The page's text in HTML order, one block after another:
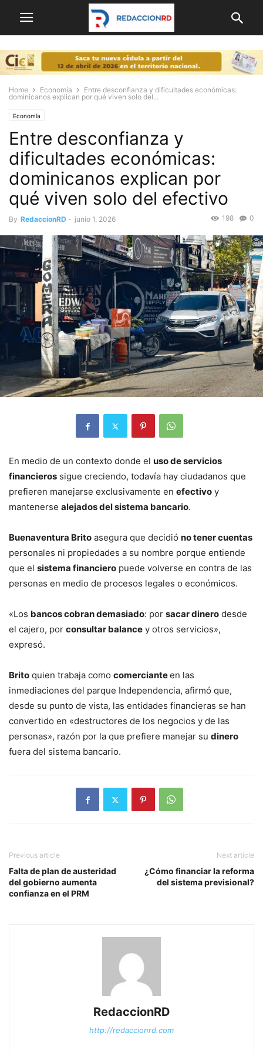
Home Economía
Entre desconfianza y dificultades económicas:
dominicanos explican por qué viven solo del...
Economía
Entre desconfianza y
dificultades económicas:
dominicanos explican por
qué viven solo del efectivo
By RedaccionRD - junio 1, 2026 0
198
En medio de un contexto donde el uso de servicios
financieros sigue creciendo, todavía hay ciudadanos que
prefieren manejarse exclusivamente en efectivo y
mantenerse alejados del sistema bancario.
Buenaventura Brito asegura que decidió no tener cuentas
personales ni propiedades a su nombre porque entiende
que el sistema financiero puede volverse en contra de las
personas en medio de procesos legales o económicos.
«Los bancos cobran demasiado: por sacar dinero desde
el cajero, por consultar balance y otros servicios»,
expresó.
Brito quien trabaja como comercianteen las
inmediaciones del parque Independencia, afirmó que,
desde su punto de vista, las entidades financieras se han
convertido en «destructores de los negocios y de las
personas», razón por la que prefiere manejar su dinero
fuera del sistema bancario.
Previous article
Falta de plan de austeridad
del gobierno aumenta
confianza en el PRM
Next article
¿Cómo financiar la reforma
del sistema previsional?
RedaccionRD
http://redaccionrd.com